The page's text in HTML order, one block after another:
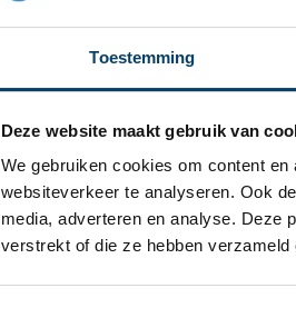
Toestemming
Deze website maakt gebruik van
We gebruiken cookies om content
websiteverkeer te analyseren. Ook
media, adverteren en analyse. Deze
verstrekt of die ze hebben